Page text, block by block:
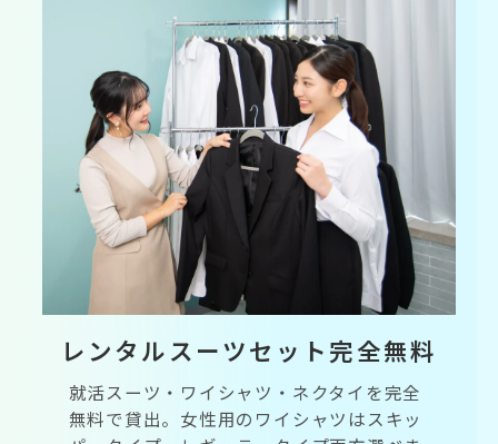
レンタルスーツセット完全無料
就活スーツ・ワイシャツ・ネクタイを完全
無料で貸出。女性用のワイシャツはスキッ